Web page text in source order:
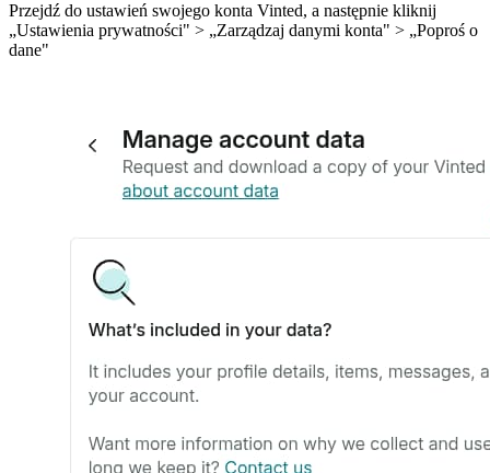
Przejdź do ustawień swojego konta Vinted, a następnie kliknij
„Ustawienia prywatności" > „Zarządzaj danymi konta" > „Poproś o
dane"